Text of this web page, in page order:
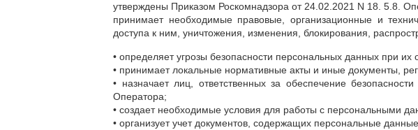
утверждены Приказом Роскомнадзора от 24.02.2021 N 18. 5.8.
принимает необходимые правовые, организационные и
доступа к ним, уничтожения, изменения, блокирования,
• определяет угрозы безопасности персональных данных при их
• принимает локальные нормативные акты и иные документы,
• назначает лиц, ответственных за обеспечение
Оператора;
• создает необходимые условия для работы с персональными
• организует учет документов, содержащих персональные